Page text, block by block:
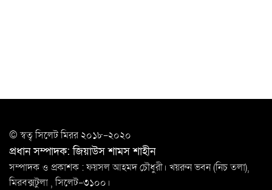
মানববন্ধন
রপ্তানি বৃদ্ধিতে ক্ষুদ্র উদ্যোক্তাদের মেলা বুথ ভাড়া মওকুফ :
বাণিজ্যমন্ত্রী
© স্বত্ব সি‌লেট মিরর ২০১৮-২০২০
প্রধান সম্পাদক: জিয়াউস শামস শাহীন
সম্পাদক ও প্রকাশক : ফয়সল আহমদ চৌধুরী। খয়রুন ভবন (নিচ তলা),
মিরবক্সটুলা ,সি‌লেট-৩১০০।